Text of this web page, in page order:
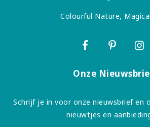
Colourful Nature,
Onze
Schrijf je in voor onze nieuwsbrief en
nieuwtjes en